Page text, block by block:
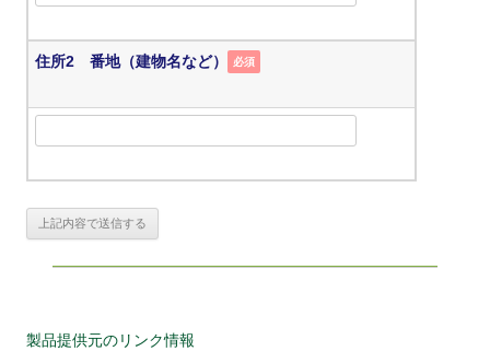
住所2 番地（建物名など） 必須
製品提供元のリンク情報